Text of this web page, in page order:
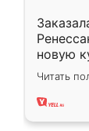
новую
вполне
два
Читать